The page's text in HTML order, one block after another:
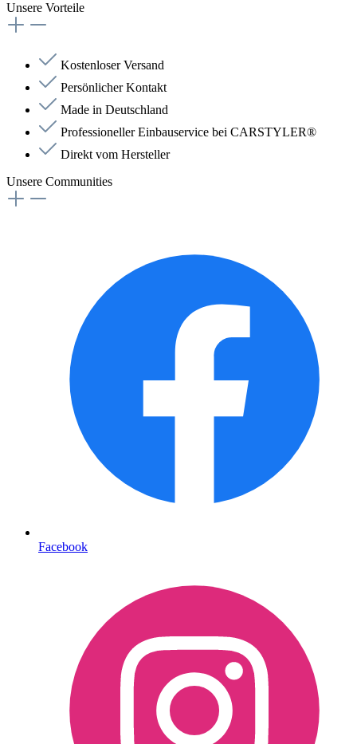
Unsere Vorteile
Kostenloser Versand
Persönlicher Kontakt
Made in Deutschland
Professioneller Einbauservice bei CARSTYLER®
Direkt vom Hersteller
Unsere Communities
Facebook